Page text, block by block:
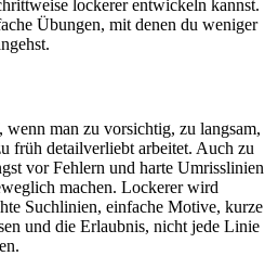
lockerer entwickeln kannst.
Übungen, mit denen du weniger
man zu vorsichtig, zu langsam,
früh detailverliebt arbeitet. Auch zu
vor Fehlern und harte Umrisslinien
machen. Lockerer wird
Suchlinien, einfache Motive, kurze
und die Erlaubnis, nicht jede Linie